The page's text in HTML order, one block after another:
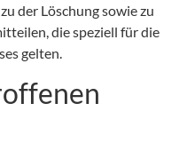
der Löschung sowie zu
die speziell für die
gelten.